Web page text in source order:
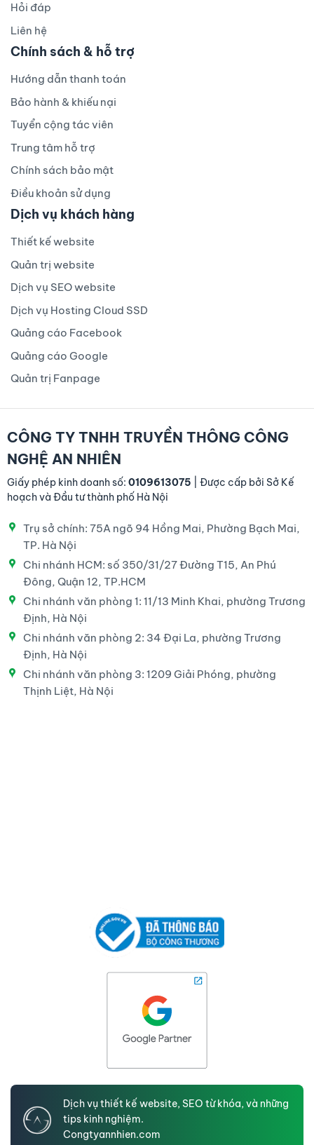
Hỏi đáp
Liên hệ
Chính sách & hỗ trợ
Hướng dẫn thanh toán
Bảo hành & khiếu nại
Tuyển cộng tác viên
Trung tâm hỗ trợ
Chính sách bảo mật
Điều khoản sử dụng
Dịch vụ khách hàng
Thiết kế website
Quản trị website
Dịch vụ SEO website
Dịch vụ Hosting Cloud SSD
Quảng cáo Facebook
Quảng cáo Google
Quản trị Fanpage
CÔNG TY TNHH TRUYỀN THÔNG CÔNG
NGHỆ AN NHIÊN
Giấy phép kinh doanh số: 0109613075 | Được cấp bởi Sở Kế
hoạch và Đầu tư thành phố Hà Nội
Trụ sở chính: 75A ngõ 94 Hồng Mai, Phường Bạch Mai,
TP. Hà Nội
Chi nhánh HCM: số 350/31/27 Đường T15, An Phú
Đông, Quận 12, TP.HCM
Chi nhánh văn phòng 1: 11/13 Minh Khai, phường Trương
Định, Hà Nội
Chi nhánh văn phòng 2: 34 Đại La, phường Trương
Định, Hà Nội
Chi nhánh văn phòng 3: 1209 Giải Phóng, phường
Thịnh Liệt, Hà Nội
Dịch vụ thiết kế website, SEO từ khóa, và những
tips kinh nghiệm.
Congtyannhien.com